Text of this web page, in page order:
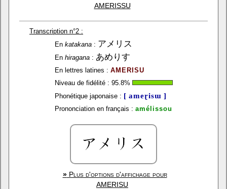
AMERISSU
Transcription n°2 :
En katakana: アメリス
En hiragana: あめりす
En lettres latines : AMERISU
Niveau de fidélité : 95.8%
Phonétique japonaise : [ ameɽisɯ ]
Prononciation en français : amélissou
»Plus d'options d'affichage pour
AMERISU